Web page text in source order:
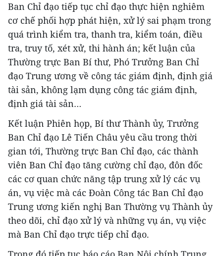
Ban Chỉ đạo tiếp tục chỉ đạo thực hiện nghiêm
cơ chế phối hợp phát hiện, xử lý sai phạm trong
quá trình kiểm tra, thanh tra, kiểm toán, điều
tra, truy tố, xét xử, thi hành án; kết luận của
Thường trực Ban Bí thư, Phó Trưởng Ban Chỉ
đạo Trung ương về công tác giám định, định giá
tài sản, không lạm dụng công tác giám định,
định giá tài sản…
Kết luận Phiên họp, Bí thư Thành ủy, Trưởng
Ban Chỉ đạo Lê Tiến Châu yêu cầu trong thời
gian tới, Thường trực Ban Chỉ đạo, các thành
viên Ban Chỉ đạo tăng cường chỉ đạo, đôn đốc
các cơ quan chức năng tập trung xử lý các vụ
án, vụ việc mà các Đoàn Công tác Ban Chỉ đạo
Trung ương kiến nghị Ban Thường vụ Thành ủy
theo dõi, chỉ đạo xử lý và những vụ án, vụ việc
mà Ban Chỉ đạo trực tiếp chỉ đạo.